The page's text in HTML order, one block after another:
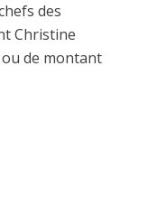
des
Christine
de montant